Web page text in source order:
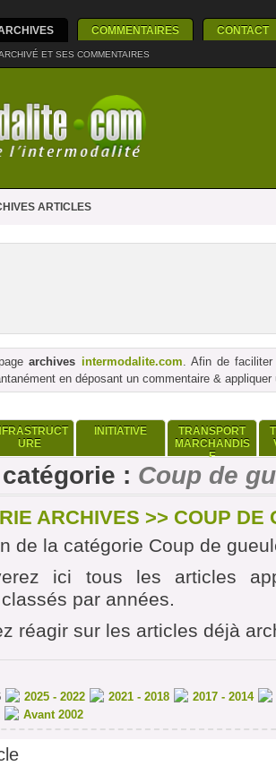
COMMENTAIRES CONTACT
ET SES COMMENTAIRES
ARTICLES
archives intermodalite.com. Afin de
en déposant un commentaire & appliquer
URE
INITIATIVE
TRANSPORT
MARCHANDIS
E
: Coup de
ARCHIVES >> COUP DE
de la catégorie Coup de
ici tous les articles
par années.
réagir sur les articles déjà
2025 - 2022 2021 - 2018
2017 - 2014
Avant 2002